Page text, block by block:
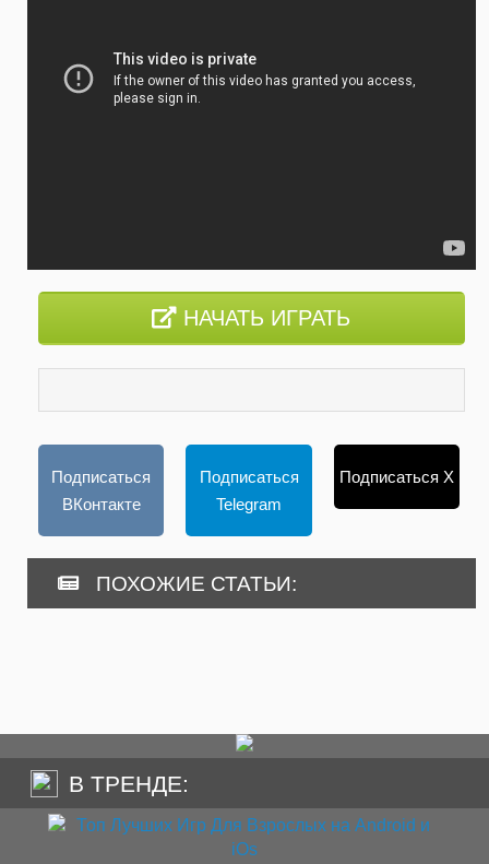
НАЧАТЬ ИГРАТЬ
Подписаться
ВКонтакте
Подписаться
Telegram
Подписаться X
ПОХОЖИЕ СТАТЬИ:
В ТРЕНДЕ: